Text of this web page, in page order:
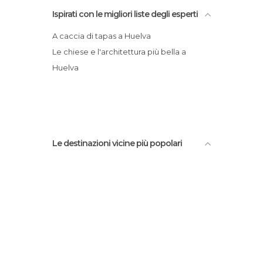
Ispirati con le migliori liste degli esperti
A caccia di tapas a Huelva
Le chiese e l'architettura più bella a
Huelva
Le destinazioni vicine più popolari